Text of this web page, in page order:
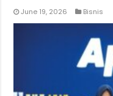
June 19, 2026 Bisnis